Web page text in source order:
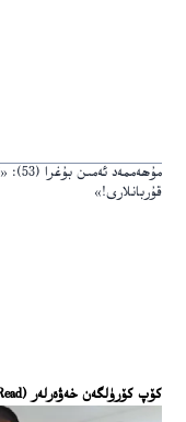
قۇربانلارى!»
كۆپ كۆرۈلگەن خەۋەرلەر (Most Read)